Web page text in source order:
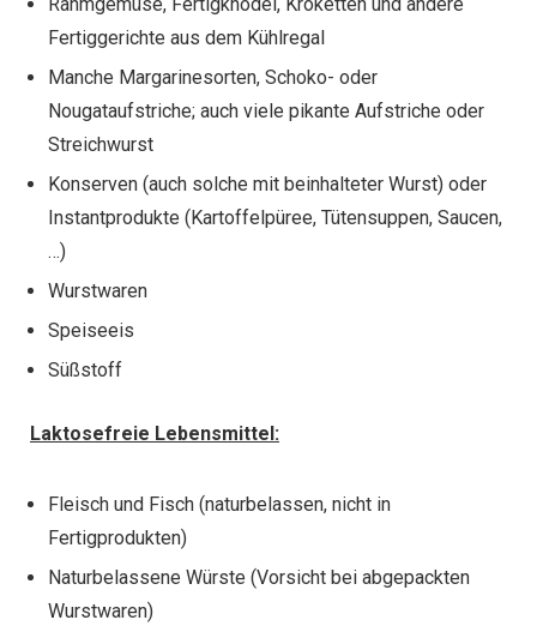
Fertiggerichte aus dem Kühlregal
Manche Margarinesorten, Schoko- oder
Nougataufstriche; auch viele pikante Aufstriche oder
Streichwurst
Konserven (auch solche mit beinhalteter Wurst) oder
Instantprodukte (Kartoffelpüree, Tütensuppen, Saucen,
…)
Wurstwaren
Speiseeis
Süßstoff
Laktosefreie Lebensmittel:
Fleisch und Fisch (naturbelassen, nicht in
Fertigprodukten)
Naturbelassene Würste (Vorsicht bei abgepackten
Wurstwaren)